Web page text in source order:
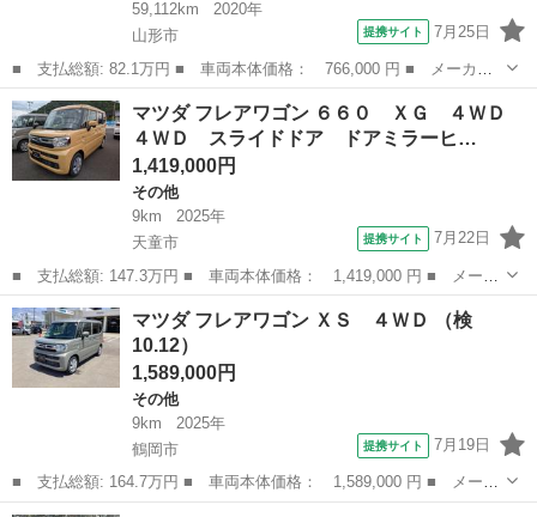
59,112km
2020年
山形市
提携サイト 7月25日
■ 支払総額: 82.1万円 ■ 車両本体価格： 766,000 円 ■ メーカー
名： マツダ ■ 車種名： スクラム ■ グレード名： ＰＡ ４Ｗ
Ｄ エアコン パワステ 運転席＆助手席エアバック ＡＢＳ （２
／４人）ＤＧ...
山形 山形市 その他
マツダ フレアワゴン ６６０ ＸＧ ４ＷＤ
４ＷＤ スライドドア ドアミラーヒ…
1,419,000円
その他
9km
2025年
天童市
提携サイト 7月22日
■ 支払総額: 147.3万円 ■ 車両本体価格： 1,419,000 円 ■ メーカ
ー名： マツダ ■ 車種名： フレアワゴン ■ グレード名： ６６
０ ＸＧ ４ＷＤ ４ＷＤ スライドドア ドアミラーヒーテッド機
能 イモ...
山形 天童市 その他
マツダ フレアワゴン ＸＳ ４ＷＤ （検
10.12）
1,589,000円
その他
9km
2025年
鶴岡市
提携サイト 7月19日
■ 支払総額: 164.7万円 ■ 車両本体価格： 1,589,000 円 ■ メーカ
ー名： マツダ ■ 車種名： フレアワゴン ■ グレード名： Ｘ